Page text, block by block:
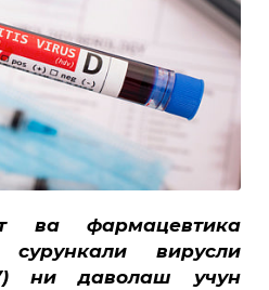
ва фармацевтика
вирусли
ни даволаш учун